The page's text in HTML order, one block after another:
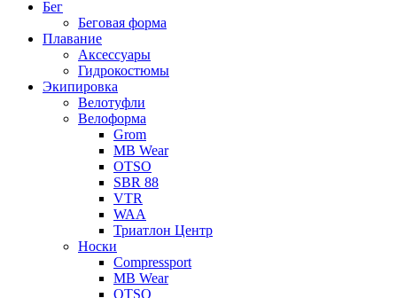
Бег
Беговая форма
Плавание
Аксессуары
Гидрокостюмы
Экипировка
Велотуфли
Велоформа
Grom
MB Wear
OTSO
SBR 88
VTR
WAA
Триатлон Центр
Носки
Compressport
MB Wear
OTSO